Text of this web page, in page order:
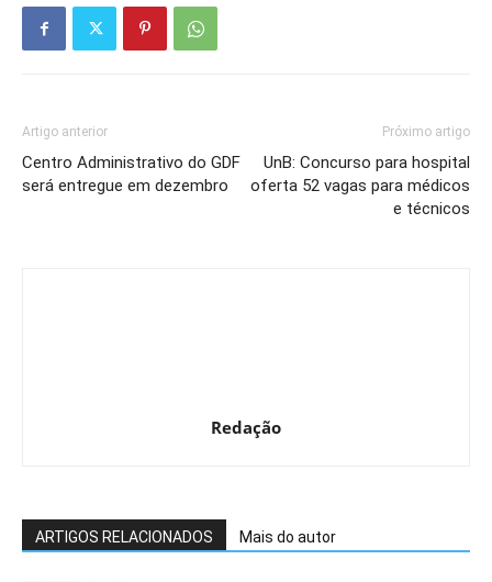
Artigo anterior
Centro Administrativo do GDF
será entregue em dezembro
Próximo artigo
UnB: Concurso para hospital
oferta 52 vagas para médicos
e técnicos
Redação
ARTIGOS RELACIONADOS Mais do autor